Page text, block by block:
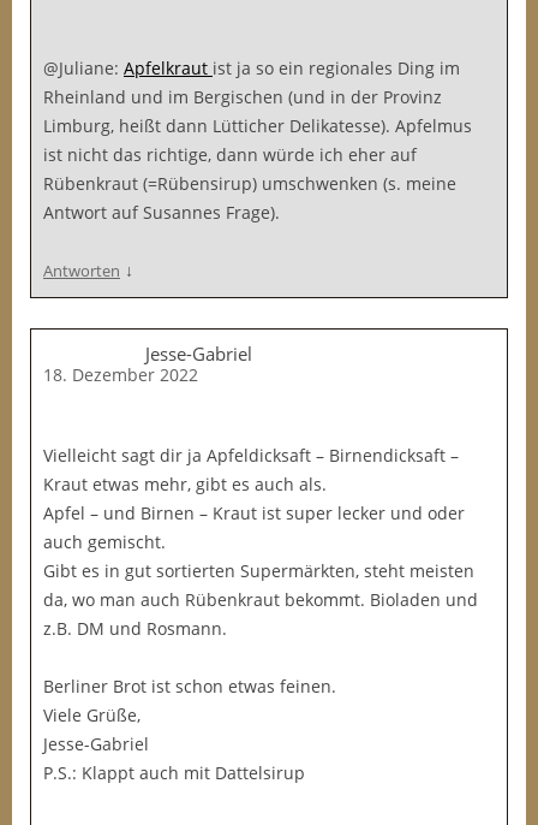
@Juliane: Apfelkraut ist ja so ein regionales Ding im
Rheinland und im Bergischen (und in der Provinz
Limburg, heißt dann Lütticher Delikatesse). Apfelmus
ist nicht das richtige, dann würde ich eher auf
Rübenkraut (=Rübensirup) umschwenken (s. meine
Antwort auf Susannes Frage).
Antworten ↓
Jesse-Gabriel
18. Dezember 2022
Vielleicht sagt dir ja Apfeldicksaft – Birnendicksaft –
Kraut etwas mehr, gibt es auch als.
Apfel – und Birnen – Kraut ist super lecker und oder
auch gemischt.
Gibt es in gut sortierten Supermärkten, steht meisten
da, wo man auch Rübenkraut bekommt. Bioladen und
z.B. DM und Rosmann.
Berliner Brot ist schon etwas feinen.
Viele Grüße,
Jesse-Gabriel
P.S.: Klappt auch mit Dattelsirup